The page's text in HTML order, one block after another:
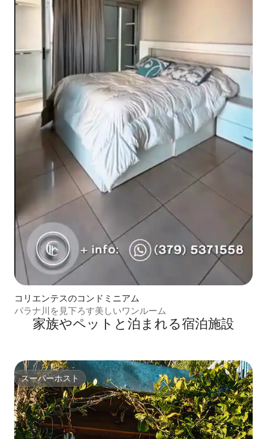
コリエンテスのコンドミニアム
パラナ川を見下ろす美しいワンルーム
家族やペットと泊まれる宿泊施設
スーパーホスト
スーパーホスト